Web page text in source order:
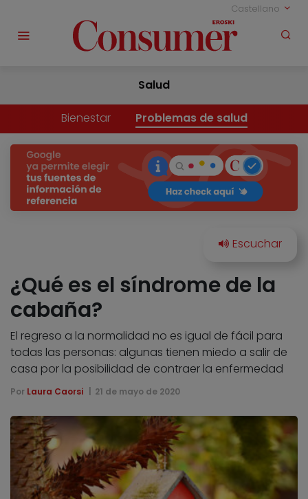
Castellano
Salud
Bienestar Problemas de salud
¿Qué es el síndrome de la
cabaña?
El regreso a la normalidad no es igual de fácil para
todas las personas: algunas tienen miedo a salir de
casa por la posibilidad de contraer la enfermedad
Por Laura Caorsi 21 de mayo de 2020